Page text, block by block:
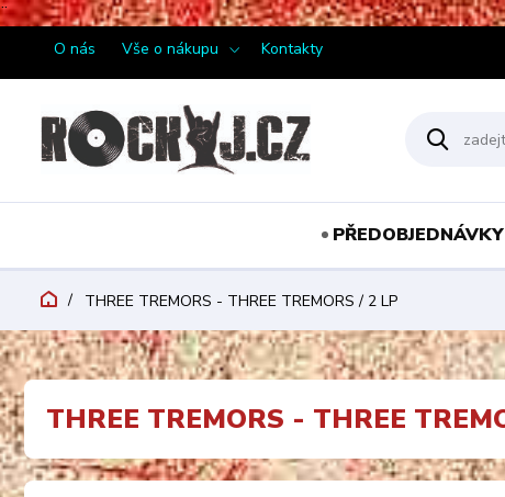
¨
O nás Vše o nákupu Kontakty
PŘEDOBJEDNÁVKY
THREE TREMORS - THREE TREMORS / 2 LP
THREE TREMORS - THREE